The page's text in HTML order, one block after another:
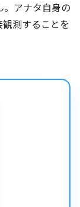
アナタ自身の
測することを